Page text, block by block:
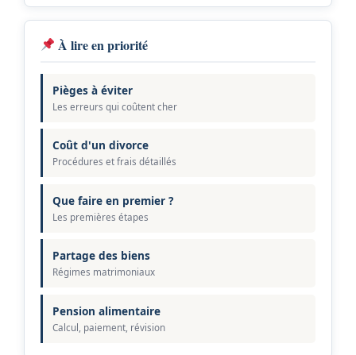
À lire en priorité
Pièges à éviter
Les erreurs qui coûtent cher
Coût d'un divorce
Procédures et frais détaillés
Que faire en premier ?
Les premières étapes
Partage des biens
Régimes matrimoniaux
Pension alimentaire
Calcul, paiement, révision